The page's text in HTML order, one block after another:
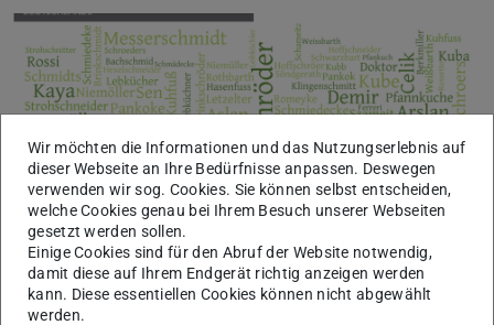
„Namen? Da gibt es manch tolle Überraschung!“
Wir möchten die Informationen und das Nutzungserlebnis auf
dieser Webseite an Ihre Bedürfnisse anpassen. Deswegen
verwenden wir sog. Cookies. Sie können selbst entscheiden,
welche Cookies genau bei Ihrem Besuch unserer Webseiten
gesetzt werden sollen.
Einige Cookies sind für den Abruf der Website notwendig,
damit diese auf Ihrem Endgerät richtig anzeigen werden
kann. Diese essentiellen Cookies können nicht abgewählt
werden.